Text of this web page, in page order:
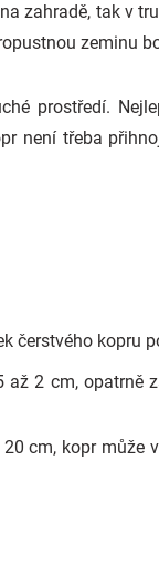
zahradě, tak v
zeminu
prostředí.
není třeba
čerstvého kopru
2 cm, opatrně
cm, kopr může